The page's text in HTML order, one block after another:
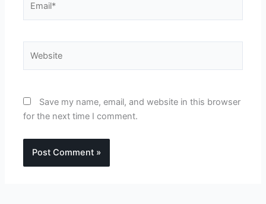
Save my name, email, and website in this browser
for the next time I comment.